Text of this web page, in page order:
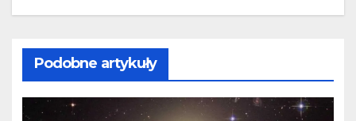
Podobne artykuły